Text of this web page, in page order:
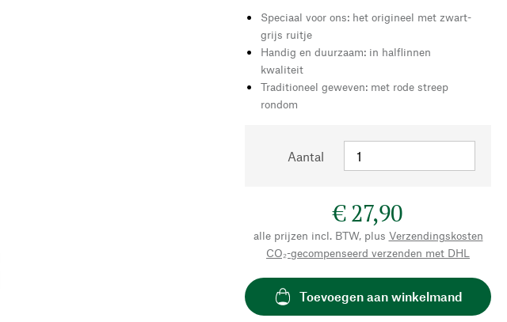
Speciaal voor ons: het origineel met zwart-
grijs ruitje
Handig en duurzaam: in halflinnen
kwaliteit
Traditioneel geweven: met rode streep
rondom
Aantal
€ 27,90
alle prijzen incl. BTW, plus Verzendingskosten
CO₂-gecompenseerd verzenden met DHL
Toevoegen aan winkelmand